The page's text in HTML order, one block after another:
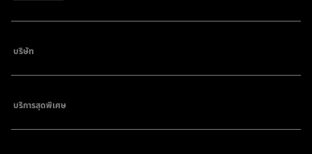
บริษัท
บริการสุดพิเศษ